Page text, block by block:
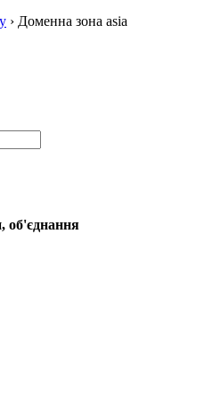
› Доменна зона asia
об'єднання